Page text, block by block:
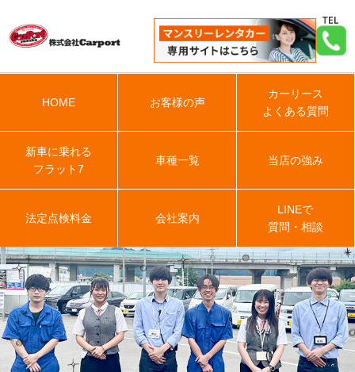
HOME お客様の声
カーリース
よくある質問
新車に乗れる
フラット7
車種一覧 当店の強み
法定点検料金 会社案内
LINEで
質問・相談